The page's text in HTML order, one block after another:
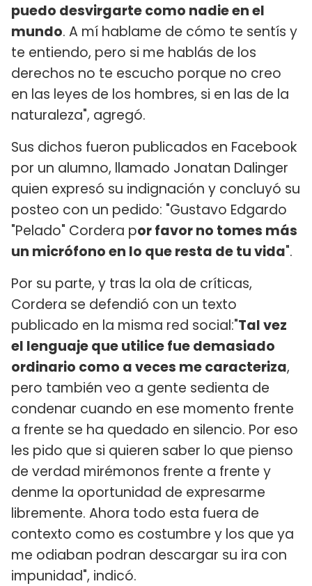
puedo desvirgarte como nadie en el
mundo. A mí hablame de cómo te sentís y
te entiendo, pero si me hablás de los
derechos no te escucho porque no creo
en las leyes de los hombres, si en las de la
naturaleza", agregó.
Sus dichos fueron publicados en Facebook
por un alumno, llamado Jonatan Dalinger
quien expresó su indignación y concluyó su
posteo con un pedido: "Gustavo Edgardo
"Pelado" Cordera por favor no tomes más
un micrófono en lo que resta de tu vida".
Por su parte, y tras la ola de críticas,
Cordera se defendió con un texto
publicado en la misma red social:"Tal vez
el lenguaje que utilice fue demasiado
ordinario como a veces me caracteriza,
pero también veo a gente sedienta de
condenar cuando en ese momento frente
a frente se ha quedado en silencio. Por eso
les pido que si quieren saber lo que pienso
de verdad mirémonos frente a frente y
denme la oportunidad de expresarme
libremente. Ahora todo esta fuera de
contexto como es costumbre y los que ya
me odiaban podran descargar su ira con
impunidad", indicó.